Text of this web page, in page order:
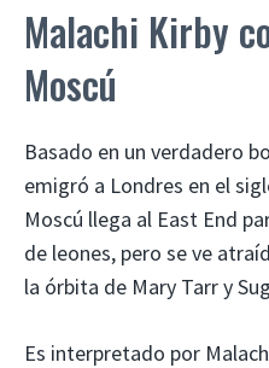
Malachi Kirby
Moscú
Basado en un verdadero
emigró a Londres en el
Moscú llega al East End
de leones, pero se ve
la órbita de Mary Tarr y
Es interpretado por